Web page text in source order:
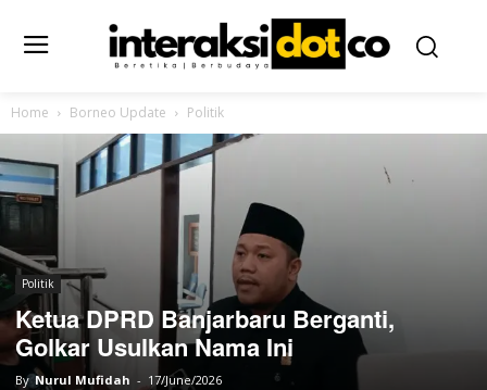
Home Borneo Update Politik
Politik
Ketua DPRD Banjarbaru Berganti,
Golkar Usulkan Nama Ini
By Nurul Mufidah - 17/June/2026